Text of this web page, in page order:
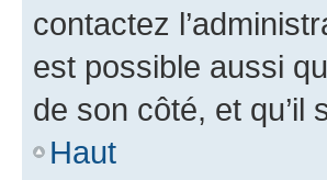
contactez
est possible aussi
de son côté, et qu’il
Haut